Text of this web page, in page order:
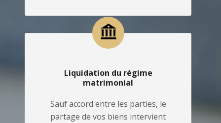
Liquidation du régime
matrimonial
Sauf accord entre les parties, le
partage de vos biens intervient